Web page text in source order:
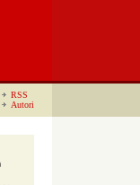
RSS
Autori